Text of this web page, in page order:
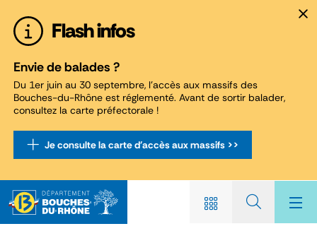
Flash infos
Envie de balades ?
Du 1er juin au 30 septembre, l'accès aux massifs des
Bouches-du-Rhône est réglementé. Avant de sortir balader,
consultez la carte préfectorale !
Je consulte la carte d'accès aux massifs >>